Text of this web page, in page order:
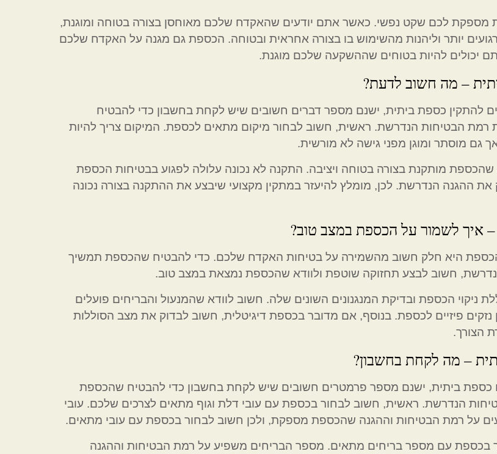
מספקת לכם שקט נפשי. כאשר אתם יודעים שהאקדח שלכם מאוחסן בצורה בטוחה ומוגנת,
יותר וליהנות מהשימוש בו בצורה אחראית ובטוחה. הכספת גם מגנה על האקדח שלכם
יכולים להיות בטוחים שההשקעה שלכם מוגנת.
– מה חשוב לדעת?
להתקין כספת ביתית, ישנם מספר דברים חשובים שיש לקחת בחשבון כדי להבטיח
הבטיחות הנדרשת. ראשית, חשוב לבחור מיקום מתאים לכספת. המיקום צריך להיות
גם מוסתר ומוגן מפני גישה לא מורשית.
שהכספת מותקנת בצורה בטוחה ויציבה. התקנה לא נכונה עלולה לפגוע בבטיחות הכספת
את ההגנה הנדרשת. לכן, מומלץ להיעזר במתקין מקצועי שיבצע את ההתקנה בצורה נכונה
איך לשמור על הכספת במצב טוב?
היא חלק חשוב מהשמירה על בטיחות האקדח שלכם. כדי להבטיח שהכספת תמשיך
חשוב לבצע תחזוקה שוטפת ולוודא שהכספת נמצאת במצב טוב.
ניקוי הכספת ובדיקת המנגנונים השונים שלה. חשוב לוודא שהמנעול והבריחים פועלים
נזקים פיזיים לכספת. בנוסף, אם מדובר בכספת דיגיטלית, חשוב לבדוק את מצב הסוללות
הצורך.
– מה לקחת בחשבון?
ביתית, ישנם מספר פרמטרים חשובים שיש לקחת בחשבון כדי להבטיח שהכספת
הנדרשת. ראשית, חשוב לבחור בכספת עם עובי דלת וגוף מתאים לצרכים שלכם. עובי
על רמת הבטיחות וההגנה שהכספת מספקת, ולכן חשוב לבחור בכספת עם עובי מתאים.
בכספת עם מספר בריחים מתאים. מספר הבריחים משפיע על רמת הבטיחות וההגנה